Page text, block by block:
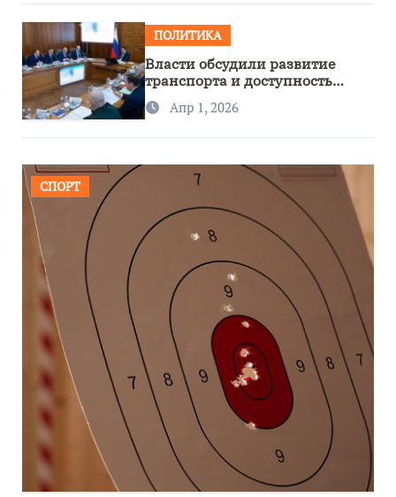
ПОЛИТИКА
Власти обсудили развитие
транспорта и доступность
региона
Апр 1, 2026
СПОРТ